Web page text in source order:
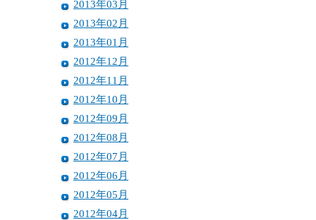
2013年03月
2013年02月
2013年01月
2012年12月
2012年11月
2012年10月
2012年09月
2012年08月
2012年07月
2012年06月
2012年05月
2012年04月